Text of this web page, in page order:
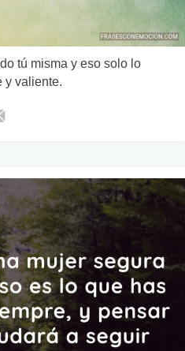
tú misma y eso solo lo
y valiente.